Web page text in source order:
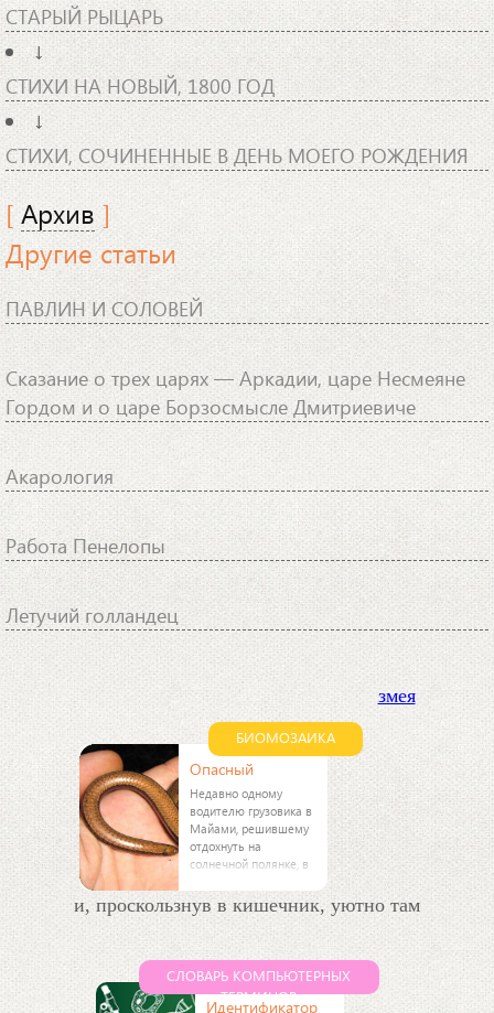
СТАРЫЙ РЫЦАРЬ
↓
СТИХИ НА НОВЫЙ, 1800 ГОД
↓
СТИХИ, СОЧИНЕННЫЕ В ДЕНЬ МОЕГО РОЖДЕНИЯ
[Архив ]
Другие статьи
ПАВЛИН И СОЛОВЕЙ
Сказание о трех царях — Аркадии, царе Несмеяне
Гордом и о царе Борзосмысле Дмитриевиче
Акарология
Работа Пенелопы
Летучий голландец
БИОМОЗАИКА
Опасный
Недавно одному
водителю грузовика в
Майами, решившему
отдохнуть на
солнечной полянке, в
змея
и, проскользнув в кишечник, уютно там
СЛОВАРЬ КОМПЬЮТЕРНЫХ
ТЕРМИНОВ
Идентификатор